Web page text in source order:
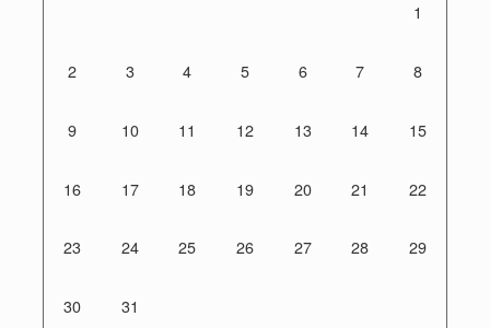
1
2 3 4 5 6 7 8
9 10 11 12 13 14 15
16 17 18 19 20 21 22
23 24 25 26 27 28 29
30 31